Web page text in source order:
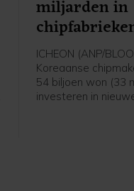
miljarden in
Korea
ICHEON (ANP/
Koreaanse
54 biljoen won (33
investeren in